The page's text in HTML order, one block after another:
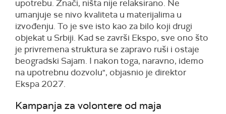
upotrebu. Znači, ništa nije relaksirano. Ne
umanjuje se nivo kvaliteta u materijalima u
izvođenju. To je sve isto kao za bilo koji drugi
objekat u Srbiji. Kad se završi Ekspo, sve ono što
je privremena struktura se zapravo ruši i ostaje
beogradski Sajam. I nakon toga, naravno, idemo
na upotrebnu dozvolu", objasnio je direktor
Ekspa 2027.
Kampanja za volontere od maja